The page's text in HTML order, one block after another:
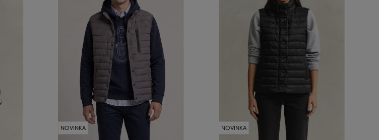
NOVINKA NOVINKA